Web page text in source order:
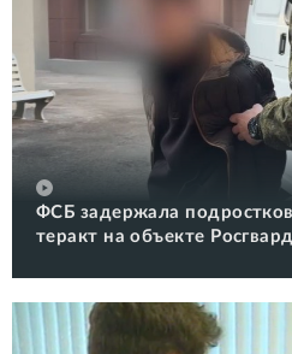
ФСБ задержала
теракт на объекте